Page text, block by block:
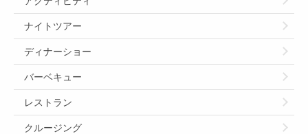
ナイトツアー
ディナーショー
バーベキュー
レストラン
クルージング